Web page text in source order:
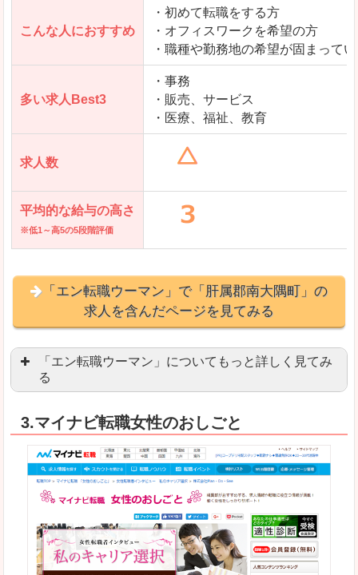
「とらばーゆ」で「肝属郡南大隅町」の
求人を含んだページを見てみる
こんな人におすすめ
・初めて転職をする方
・オフィスワークを希望の方
・職種や勤務地の希望が固まって
多い求人Best3
・事務
・販売、サービス
・医療、福祉、教育
求人数
平均的な給与の高さ
※低1～高5の5段階評価
「エン転職ウーマン」で「肝属郡南大隅町」の
求人を含んだページを見てみる
「エン転職ウーマン」についてもっと詳しく見てみ
る
良いところ
職種や勤務地など、すでに次のお仕事がイメージ
転職Q＆Aやノウハウが豊富なうえ、面接サポー
悪いところ
求人の掲載数が少ないです。
TOPページからこだわりや条件などをクイックに
3.マイナビ転職女性のおしごと